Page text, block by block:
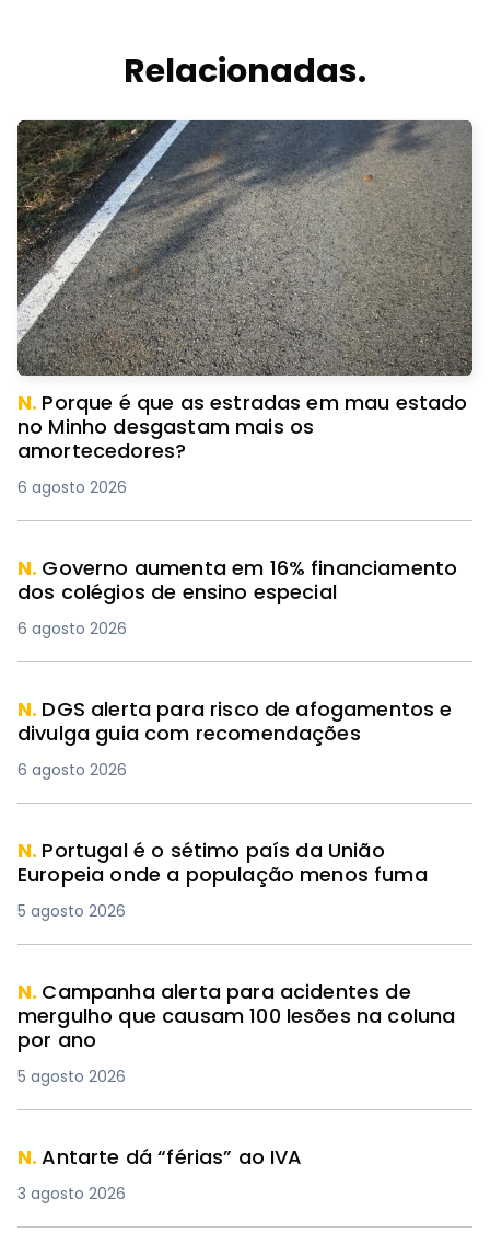
Relacionadas.
N. Porque é que as estradas em mau estado
no Minho desgastam mais os
amortecedores?
6 agosto 2026
N. Governo aumenta em 16% financiamento
dos colégios de ensino especial
6 agosto 2026
N. DGS alerta para risco de afogamentos e
divulga guia com recomendações
6 agosto 2026
N. Portugal é o sétimo país da União
Europeia onde a população menos fuma
5 agosto 2026
N. Campanha alerta para acidentes de
mergulho que causam 100 lesões na coluna
por ano
5 agosto 2026
N.Antarte dá “férias” ao IVA
3 agosto 2026